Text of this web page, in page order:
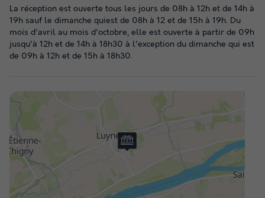
La réception est ouverte tous les jours de 08h à 12h et de 14h à
19h sauf le dimanche quiest de 08h à 12 et de 15h à 19h. Du
mois d'avril au mois d'octobre, elle est ouverte à partir de 09h
jusqu'à 12h et de 14h à 18h30 à l'exception du dimanche qui est
de 09h à 12h et de 15h à 18h30.